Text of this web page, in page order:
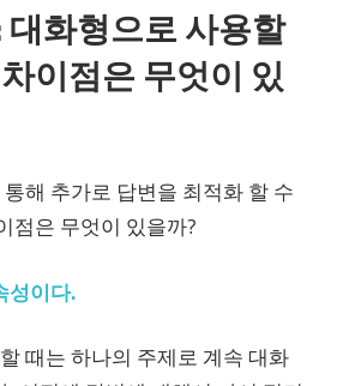
대화형으로 사용할
이점은 무엇이 있
해 추가로 답변을 최적화 할 수
점은 무엇이 있을까?
성이다.
때는 하나의 주제로 계속 대화